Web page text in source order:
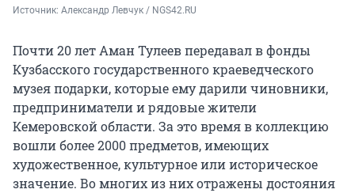
Источник: Александр Левчук / NGS42.RU
Почти 20 лет Аман Тулеев передавал в фонды
Кузбасского государственного краеведческого
музея подарки, которые ему дарили чиновники,
предприниматели и рядовые жители
Кемеровской области. За это время в коллекцию
вошли более 2000 предметов, имеющих
художественное, культурное или историческое
значение. Во многих из них отражены достояния